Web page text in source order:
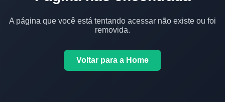
A página que você está tentando acessar não existe ou foi
removida.
Voltar para a Home